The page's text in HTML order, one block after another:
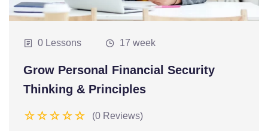
0 Lessons 17 week
Grow Personal Financial Security
Thinking & Principles
(0 Reviews)